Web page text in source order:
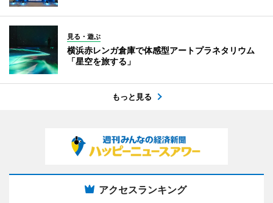
見る・遊ぶ
横浜赤レンガ倉庫で体感型アートプラネタリウム
「星空を旅する」
もっと見る
アクセスランキング